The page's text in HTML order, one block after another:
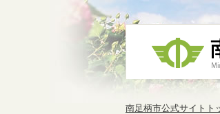
南足柄市公式サイトト